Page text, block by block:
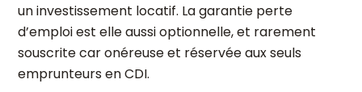
un investissement locatif. La garantie perte
d’emploi est elle aussi optionnelle, et rarement
souscrite car onéreuse et réservée aux seuls
emprunteurs en CDI.